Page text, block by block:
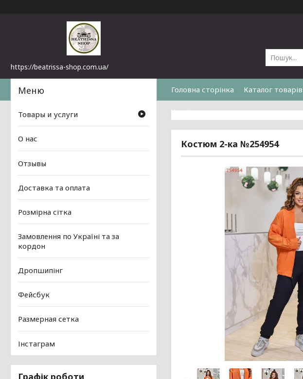
https://beatrissa-shop.com.ua/
Головна сторінка Каталог товарів
Часті питання
Костюм 2-ка №254954
Товары и услуги
О нас
Отзывы
Доставка та оплата
Розмірна сітка
Замовлення по Україні та за
кордон
Дропшипінг
Фейсбук
Размерная сетка
Інстаграм
Графік роботи